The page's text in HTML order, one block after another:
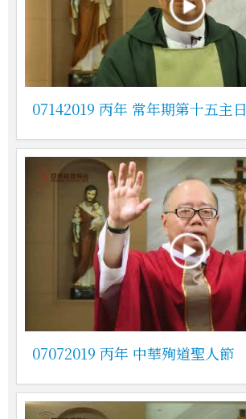
07142019 丙年 常年期第十五主日
07072019 丙年 中華殉道聖人節